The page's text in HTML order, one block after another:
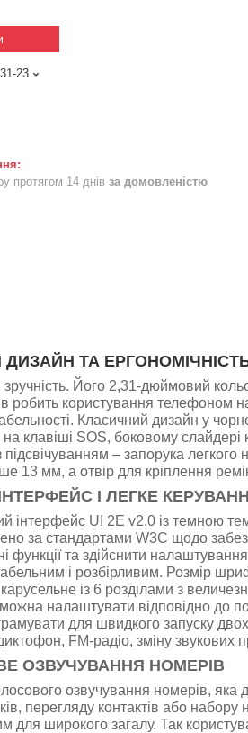
23
протягом 14 днів за домовленістю
ТА
Його 2,31-дюймовий
робить користування
Класичний дизайн у
клавіші SOS, боковому слайдері
підсвічуванням – запорука
13 мм, а отвір для кріплення
І ЛЕГКЕ
інтерфейс UI 2E v2.0 із темною
за стандартами W3C щодо
функції та здійснити
і розбірливим. Розмір
із 6 розділами з
налаштувати відповідно до
для швидкого запуску
FM-радіо, зміну звукових
ОЗВУЧУВАННЯ НОМЕРІВ
озвучування номерів, яка
перегляду контактів або набору
для широкого загалу. Так